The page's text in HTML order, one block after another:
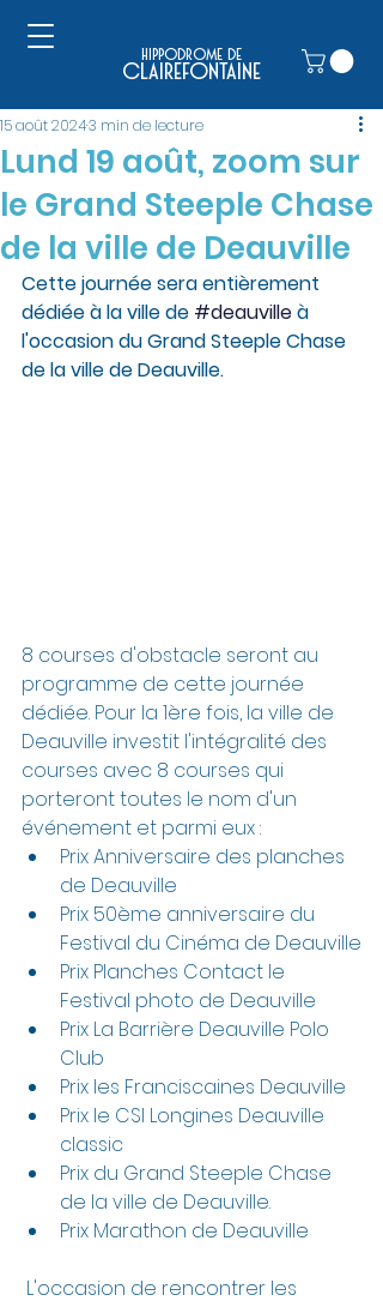
hippodrome de
clairefontaine
Lund 19 août, zoom sur
le Grand Steeple Chase
de la ville de Deauville
15 août 20243 min de lecture
Cette journée sera entièrement
dédiée à la ville de #deauville à
l'occasion du Grand Steeple Chase
de la ville de Deauville.
8 courses d'obstacle seront au
programme de cette journée
dédiée. Pour la 1ère fois, la ville de
Deauville investit l'intégralité des
courses avec 8 courses qui
porteront toutes le nom d'un
événement et parmi eux :
Prix Anniversaire des planches
de Deauville
Prix 50ème anniversaire du
Festival du Cinéma de Deauville
Prix Planches Contact le
Festival photo de Deauville
Prix La Barrière Deauville Polo
Club
Prix les Franciscaines Deauville
Prix le CSI Longines Deauville
classic
Prix du Grand Steeple Chase
de la ville de Deauville.
Prix Marathon de Deauville